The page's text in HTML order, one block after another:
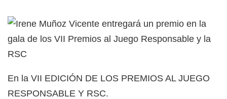
En la VII EDICIÓN DE LOS PREMIOS AL JUEGO
RESPONSABLE Y RSC.